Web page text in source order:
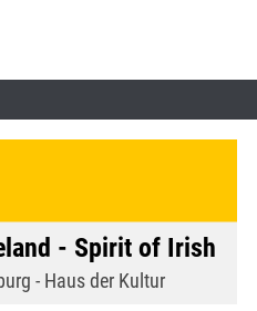
- Spirit of Irish
- Haus der Kultur